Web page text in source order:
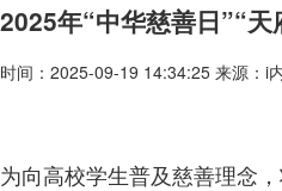
2025年“中华慈善日”“
时间：2025-09-19 14:34:25 来源：i
为向高校学生普及慈善理念